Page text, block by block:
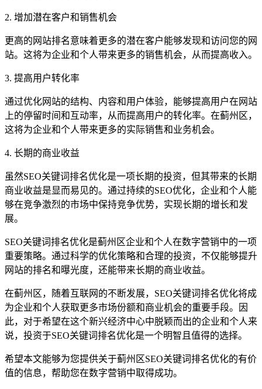
2. 增加潜在客户和销售机会
更高的网站排名意味着更多的潜在客户能够发现和访问您的网
站。这将为企业和个人带来更多的销售机会，从而提高收入。
3. 提高用户转化率
通过优化网站的结构、内容和用户体验，能够提高用户在网站
上的停留时间和互动率，从而提高用户的转化率。在蓟州区，
这将为企业和个人带来更多的实际销售和业务机会。
4. 长期的商业收益
虽然SEO关键词排名优化是一项长期的投资，但其带来的长期
商业收益是显而易见的。通过持续的SEO优化，企业和个人能
够在竞争激烈的市场中保持竞争优势，实现长期的增长和发
展。
SEO关键词排名优化是蓟州区企业和个人在数字营销中的一项
重要策略。通过科学的优化策略和合理的投资，不仅能够提升
网站的排名和曝光度，还能带来长期的商业收益。
在蓟州区，随着互联网的不断发展，SEO关键词排名优化将成
为企业和个人获取更多市场份额和商业机会的重要手段。因
此，对于希望在这个新兴经济中心中脱颖而出的企业和个人来
说，投资于SEO关键词排名优化是一个明智且值得的选择。
希望本文能够为您提供关于蓟州区SEO关键词排名优化的有价
值的信息，帮助您在数字营销中取得成功。